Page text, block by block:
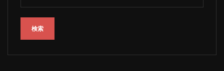
検索